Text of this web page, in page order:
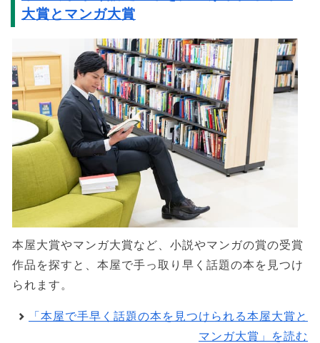
大賞とマンガ大賞
本屋大賞やマンガ大賞など、小説やマンガの賞の受賞
作品を探すと、本屋で手っ取り早く話題の本を見つけ
られます。
「本屋で手早く話題の本を見つけられる本屋大賞と
マンガ大賞」を読む